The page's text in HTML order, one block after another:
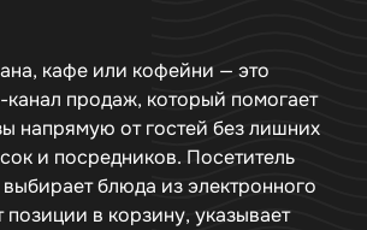
кафе или кофейни — это
продаж, который помогает
напрямую от гостей без лишних
и посредников. Посетитель
выбирает блюда из электронного
в корзину, указывает